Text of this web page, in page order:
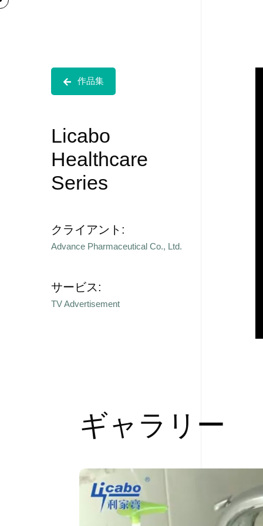
作品集
Licabo
Healthcare
Series
クライアント:
Advance Pharmaceutical Co., Ltd.
サービス:
TV Advertisement
ギャラリー